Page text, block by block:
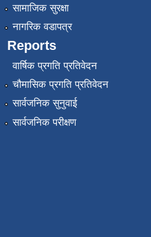
सामाजिक सुरक्षा
नागरिक वडापत्र
Reports
वार्षिक प्रगति प्रतिवेदन
चौमासिक प्रगति प्रतिवेदन
सार्वजनिक सुनुवाई
सार्वजनिक परीक्षण